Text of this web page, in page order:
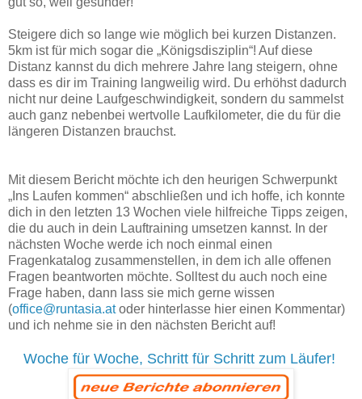
Steigere dich so lange wie möglich bei kurzen Distanzen.
5km ist für mich sogar die „Königsdisziplin“! Auf diese
Distanz kannst du dich mehrere Jahre lang steigern, ohne
dass es dir im Training langweilig wird. Du erhöhst dadurch
nicht nur deine Laufgeschwindigkeit, sondern du sammelst
auch ganz nebenbei wertvolle Laufkilometer, die du für die
längeren Distanzen brauchst.
Mit diesem Bericht möchte ich den heurigen Schwerpunkt
„Ins Laufen kommen“ abschließen und ich hoffe, ich konnte
dich in den letzten 13 Wochen viele hilfreiche Tipps zeigen,
die du auch in dein Lauftraining umsetzen kannst. In der
nächsten Woche werde ich noch einmal einen
Fragenkatalog zusammenstellen, in dem ich alle offenen
Fragen beantworten möchte. Solltest du auch noch eine
Frage haben, dann lass sie mich gerne wissen
(office@runtasia.atoder hinterlasse hier einen Kommentar)
und ich nehme sie in den nächsten Bericht auf!
Woche für Woche, Schritt für Schritt zum Läufer!